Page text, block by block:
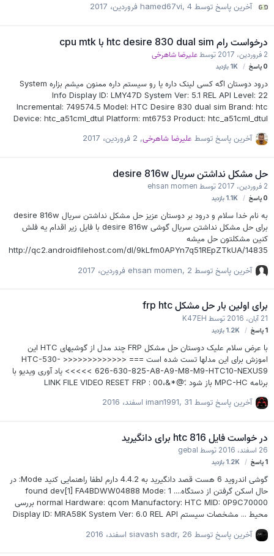
آخرین پاسخ توسط hamed67vi ,4 فروردین، 2017
درخواست رام htc desire 830 dual sim با cpu mtk
2 فروردین، 2017 توسط علیرضا شاهرخی
0پاسخ 1Kبازدید
درود دوستان اگه کسی لینک داره یا رو سیستم داره ممنون میشم بزاره System
Info Display ID: LMY47D System Ver: 5.1 REL API Level: 22
Incremental: 749574.5 Model: HTC Desire 830 dual sim Brand: htc
Device: htc_a51cml_dtul Platform: mt6753 Product: htc_a51cml_dtul
آخرین پاسخ توسطعلیرضا شاهرخی, 2 فروردین، 2017
حل مشکل نداشتن سریال desire 816w
2 فروردین، 2017 توسطehsan momen
0پاسخ 1.1K بازدید
به نام خدا سلام و درود بر دوستان عزیز حل مشکل نداشتن سریال desire 816w
برای حل مشکل نداشتن سریال گوشی desire 816w با فایل زیر اقدام یه فلش
کنین مشکلتون حل میشه
http://qc2.androidfilehost.com/dl/9kLfm0APYn7q51REpZTkUA/14835
ar موفق باشین
آخرین پاسخ توسط ehsan momen ,2 فروردین، 2017
برای اولین بار حل مشکل frp htc
توسط K47EH
پاسخ 1.2Kبازدید
با عرض سلام علیک دوستان حل مشکل FRP چند مدل از گوشیهای HTC این
اموزش برای این مدلها تست شده است === <<<<<<<<<<<<< HTC-530-
626-630-825-A8-A9-M8-M9-HTC10-NEXUS9 >>>>> یاد آوری ویدیو با
برنامه MPC-HC باز شود .ً@*&،00 LINK FILE VIDEO RESET FRP :
آپلودبوی,آپلود بوی
آخرین پاسخ توسط iman1991 ,31 اسفند، 2016
در خواست فایل htc 816 برای دانگیرید
26 اسفند، 2016 توسطgebal
پاسخ 1.2Kبازدید
گوشی اندروید 6 هست قصد دانگیرید به 4.4.2 دارم لطفا راهنمایی کنید Mode: در
حال اسکن گرفتن از دستگاه.... 1 found dev[1] FA4BDWW04888 Mode:
normal Hardware: qcom Manufactory: HTC MID: 0P9C70000 بررسی
محیط ... مشخصات سیستم Display ID: MRA58K System Ver: 6.0 REL API
آخرین پاسخ توسط siavash sadr ,26 اسفند، 2016